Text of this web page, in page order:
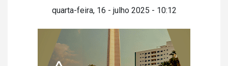
quarta-feira, 16 - julho 2025 - 10:12